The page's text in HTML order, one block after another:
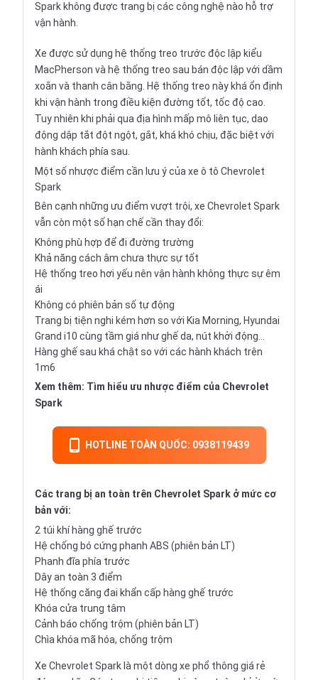
Spark không được trang bị các công nghệ nào hỗ trợ
vận hành.
Xe được sử dụng hệ thống treo trước độc lập kiểu
MacPherson và hệ thống treo sau bán độc lập với dầm
xoắn và thanh cân bằng. Hệ thống treo này khá ổn định
khi vận hành trong điều kiện đường tốt, tốc độ cao.
Tuy nhiên khi phải qua địa hình mấp mô liên tục, dao
động dập tắt đột ngột, gắt, khá khó chịu, đặc biệt với
hành khách phía sau.
Một số nhược điểm cần lưu ý của xe ô tô Chevrolet
Spark
Bên cạnh những ưu điểm vượt trội, xe Chevrolet Spark
vẫn còn một số hạn chế cần thay đổi:
Không phù hợp để đi đường trường
Khả năng cách âm chưa thực sự tốt
Hệ thống treo hơi yếu nên vận hành không thực sự êm
ái
Không có phiên bản số tự động
Trang bị tiện nghi kém hơn so với Kia Morning, Hyundai
Grand i10 cùng tầm giá như ghế da, nút khởi động…
Hàng ghế sau khá chật so với các hành khách trên
1m6
Xem thêm: Tìm hiểu ưu nhược điểm của Chevrolet
Spark
HOTLINE TOÀN QUỐC: 0938119439
Các trang bị an toàn trên Chevrolet Spark ở mức cơ
bản với:
2 túi khí hàng ghế trước
Hệ chống bó cứng phanh ABS (phiên bản LT)
Phanh đĩa phía trước
Dây an toàn 3 điểm
Hệ thống căng đai khẩn cấp hàng ghế trước
Khóa cửa trung tâm
Cảnh báo chống trộm (phiên bản LT)
Chìa khóa mã hóa, chống trộm
Xe Chevrolet Spark là một dòng xe phổ thông giá rẻ